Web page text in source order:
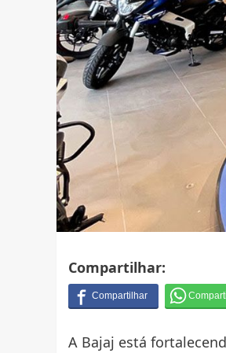
Compartilhar:
A Bajaj está